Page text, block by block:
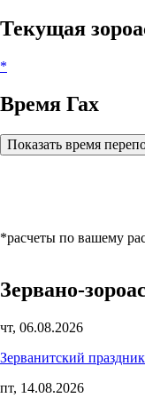
Текущая
*
Время Гах
Показать время
*расчеты по вашему
Зервано-
чт, 06.08.2026
Зерванитский праздник
пт, 14.08.2026